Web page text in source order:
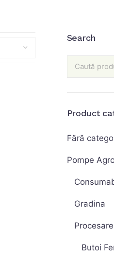
Search
Product
Fără
Pompe
Gradina
Butoi